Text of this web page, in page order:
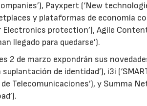
Payxpert (‘New
y plataformas de economía
Electronics protection’), Agile
llegado para quedarse’).
2 de marzo expondrán sus
de identidad’), i3i
Telecomunicaciones’), y Summa